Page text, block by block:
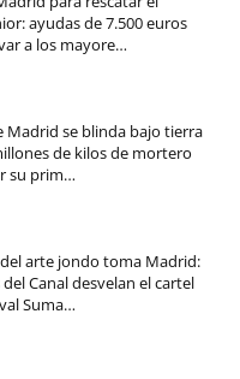
ayudas de 7.500 euros
a los mayore…
Madrid se blinda bajo tierra
de kilos de mortero
su prim…
arte jondo toma Madrid:
Canal desvelan el cartel
Suma…